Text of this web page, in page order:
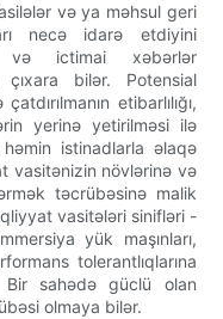
və ya məhsul geri
necə idarə etdiyini
və ictimai xəbərlər
bilər. Potensial
etibarlılığı,
yerinə yetirilməsi ilə
istinadlarla əlaqə
vasitənizin növlərinə və
təcrübəsinə malik
vasitələri sinifləri -
yük maşınları,
tolerantlıqlarına
sahədə güclü olan
olmaya bilər.